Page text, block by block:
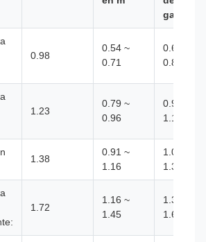
garras
0.98
0.54 ~
0.71
0.68 ~
0.86
1.23
0.79 ~
0.96
0.93 ~
1.14
1.38
0.91 ~
1.16
1.06 ~
1.30
1.72
1.16 ~
1.45
1.30 ~
1.60